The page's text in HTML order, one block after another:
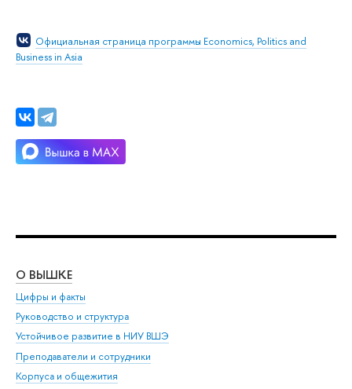
Официальная страница программы Economics, Politics and
Business in Asia
О ВЫШКЕ
Цифры и факты
Руководство и структура
Устойчивое развитие в НИУ ВШЭ
Преподаватели и сотрудники
Корпуса и общежития